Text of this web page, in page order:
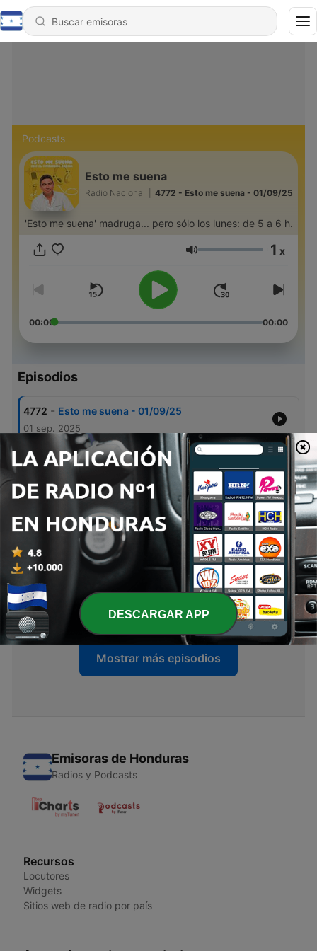
Podcasts
Esto me suena
Radio Nacional 4772 - Esto me suena - 01/09/25
'Esto me suena' madruga... pero sólo los lunes: de 5 a 6 h.
Volumen 1 x
00:00 00:00
Episodios
4772 - Esto me suena - 01/09/25
01 sep. 2025
4771 - Esto me suena - 25/08/25
4770 - Esto me suena - 18/08/25
18 ago. 2025
4769 Esto me suena - 11/08/25
11 ago. 2025
4768 Esto me suena - 04/08/25
04 ago. 2025
Mostrar más episodios
Emisoras de Honduras
Radios y Podcasts
Recursos
Locutores
Widgets
Sitios web de radio por país
DESCARGAR APP